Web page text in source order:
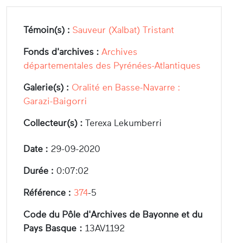
Témoin(s) : Sauveur (Xalbat) Tristant
Fonds d'archives : Archives
départementales des Pyrénées-Atlantiques
Galerie(s) : Oralité en Basse-Navarre :
Garazi-Baigorri
Collecteur(s) : Terexa Lekumberri
Date : 29-09-2020
Durée : 0:07:02
Référence : 374-5
Code du Pôle d'Archives de Bayonne et du
Pays Basque : 13AV1192